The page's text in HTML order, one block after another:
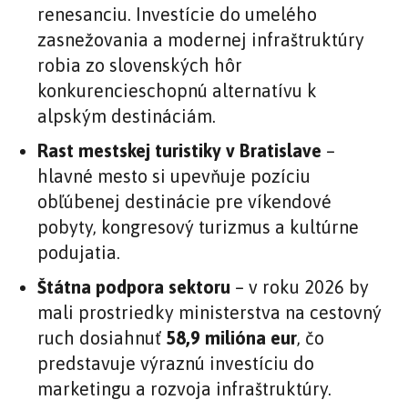
renesanciu. Investície do umelého
zasnežovania a modernej infraštruktúry
robia zo slovenských hôr
konkurencieschopnú alternatívu k
alpským destináciám.
Rast mestskej turistiky v Bratislave –
hlavné mesto si upevňuje pozíciu
obľúbenej destinácie pre víkendové
pobyty, kongresový turizmus a kultúrne
podujatia.
Štátna podpora sektoru – v roku 2026 by
mali prostriedky ministerstva na cestovný
ruch dosiahnuť 58,9 milióna eur, čo
predstavuje výraznú investíciu do
marketingu a rozvoja infraštruktúry.